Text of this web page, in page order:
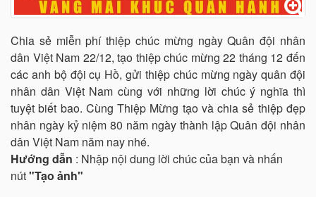
Chia sẻ miễn phí thiệp chúc mừng ngày Quân đội nhân
dân Việt Nam 22/12, tạo thiệp chúc mừng 22 tháng 12 đến
các anh bộ đội cụ Hồ, gửi thiệp chúc mừng ngày quân đội
nhân dân Việt Nam cùng với những lời chúc ý nghĩa thì
tuyệt biết bao. Cùng Thiệp Mừng tạo và chia sẻ thiệp đẹp
nhân ngày kỷ niệm 80 năm ngày thành lập Quân đội nhân
dân Việt Nam năm nay nhé.
Hướng dẫn : Nhập nội dung lời chúc của bạn và nhấn
nút"Tạo ảnh"